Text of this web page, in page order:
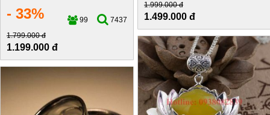
1.999.000 đ
1.499.000 đ
- 33% 99
7437
1.799.000 đ
1.199.000 đ